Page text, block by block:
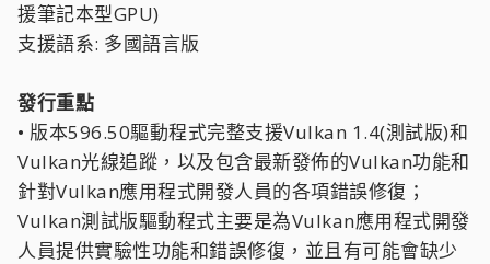
援筆記本型GPU)
支援語系: 多國語言版
發行重點
• 版本596.50驅動程式完整支援Vulkan 1.4(測試版)和
Vulkan光線追蹤，以及包含最新發佈的Vulkan功能和
針對Vulkan應用程式開發人員的各項錯誤修復；
Vulkan測試版驅動程式主要是為Vulkan應用程式開發
人員提供實驗性功能和錯誤修復，並且有可能會缺少